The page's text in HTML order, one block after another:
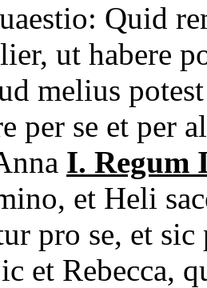
Quid
ut habere
melius
per se et per
I. Regum
et Heli
pro se, et
et Rebecca,